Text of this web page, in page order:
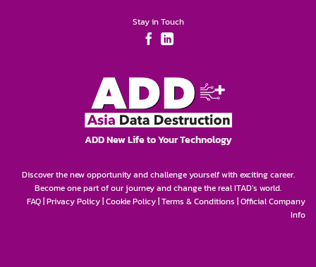
Stay in Touch
ADD New Life to Your Technology
Discover the new opportunity and challenge yourself with exciting career.
Become one part of our journey and change the real ITAD’s world.
FAQ Privacy Policy Cookie Policy Terms & Conditions Official Company
Info